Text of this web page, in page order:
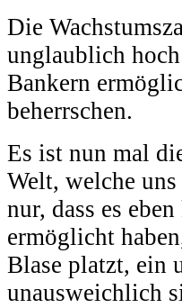
Die
unglaublich
Bankern
beherrschen.
Es ist nun mal
Welt, welche
nur, dass es
ermöglicht
Blase platzt, ein
unausweichlich